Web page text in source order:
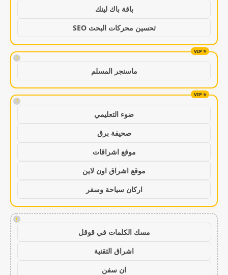
باقة باك لينك
تحسين محركات البحث SEO
!
ماسنجر المسلم
!
ضوء التعليمي
صحيفة برق
موقع اشراقات
موقع اشراق اون لاين
اركان سياحة وسفر
!
مسك الكلمات في قوقل
اشراق التقنية
ان سفن